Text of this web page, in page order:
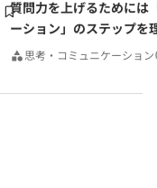
質問力を上げるためには
ーション」のステップを
みんなの相談室Premium
思考・コミュニケーション